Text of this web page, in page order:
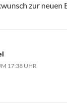
zur neuen
17:38 UHR